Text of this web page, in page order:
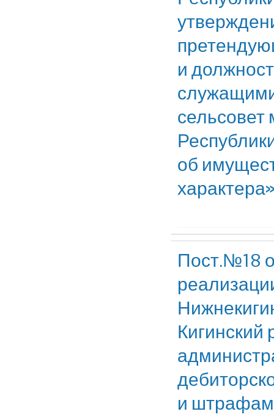
и
сельсовет
об
характера»
Пост.№18
и